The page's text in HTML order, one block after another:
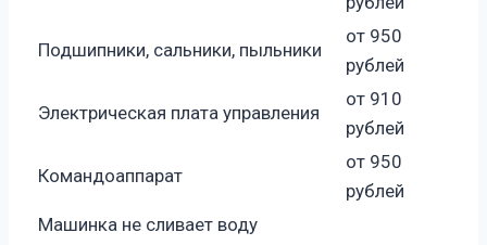
Подшипники, сальники, пыльники
от 950
рублей
Электрическая плата управления
от 910
рублей
Командоаппарат
от 950
рублей
Машинка не сливает воду